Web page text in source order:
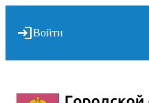
Войти